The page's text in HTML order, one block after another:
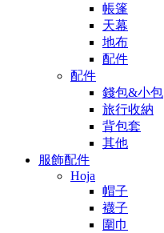
帳篷
天幕
地布
配件
配件
錢包&小包
旅行收納
背包套
其他
服飾配件
Hoja
帽子
襪子
圍巾